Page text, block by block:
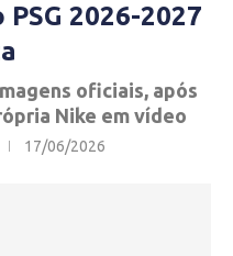
2026-2027
oficiais, após
Nike em vídeo
17/06/2026